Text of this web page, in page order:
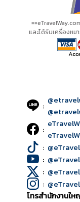
และได้รับเครื่องหม
:
:
:
:
:
:
โทรสำนักงานใ